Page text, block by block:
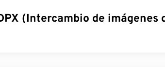
(Intercambio de imágenes